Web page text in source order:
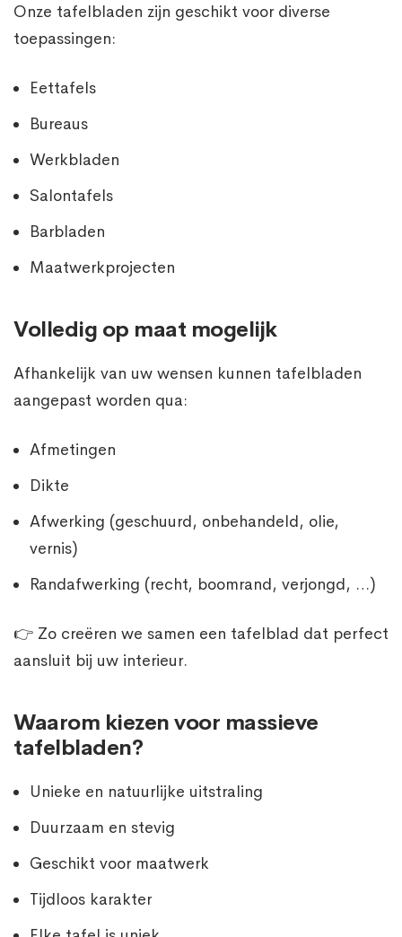
Onze tafelbladen zijn geschikt voor diverse
toepassingen:
Eettafels
Bureaus
Werkbladen
Salontafels
Barbladen
Maatwerkprojecten
Volledig op maat mogelijk
Afhankelijk van uw wensen kunnen tafelbladen
aangepast worden qua:
Afmetingen
Dikte
Afwerking (geschuurd, onbehandeld, olie,
vernis)
Randafwerking (recht, boomrand, verjongd, …)
👉 Zo creëren we samen een tafelblad dat perfect
aansluit bij uw interieur.
Waarom kiezen voor massieve
tafelbladen?
Unieke en natuurlijke uitstraling
Duurzaam en stevig
Geschikt voor maatwerk
Tijdloos karakter